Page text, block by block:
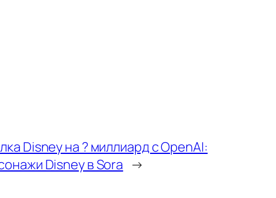
Disney на ? миллиард с OpenAI:
Disney в Sora →